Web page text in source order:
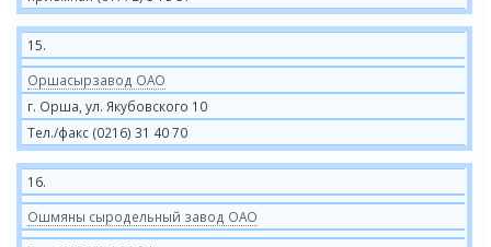
15.
Оршасырзавод ОАО
г. Орша, ул. Якубовского 10
Тел./факс (0216) 31 40 70
16.
Ошмяны сыродельный завод ОАО